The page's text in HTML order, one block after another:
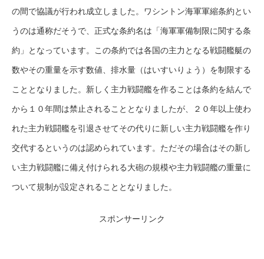
の間で協議が行われ成立しました。ワシントン海軍軍縮条約とい
うのは通称だそうで、正式な条約名は「海軍軍備制限に関する条
約」となっています。この条約では各国の主力となる戦闘艦艇の
数やその重量を示す数値、排水量（はいすいりょう）を制限する
こととなりました。新しく主力戦闘艦を作ることは条約を結んで
から１０年間は禁止されることとなりましたが、２０年以上使わ
れた主力戦闘艦を引退させてその代りに新しい主力戦闘艦を作り
交代するというのは認められています。ただその場合はその新し
い主力戦闘艦に備え付けられる大砲の規模や主力戦闘艦の重量に
ついて規制が設定されることとなりました。
スポンサーリンク